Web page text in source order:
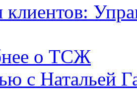
о ТСЖ
с Натальей